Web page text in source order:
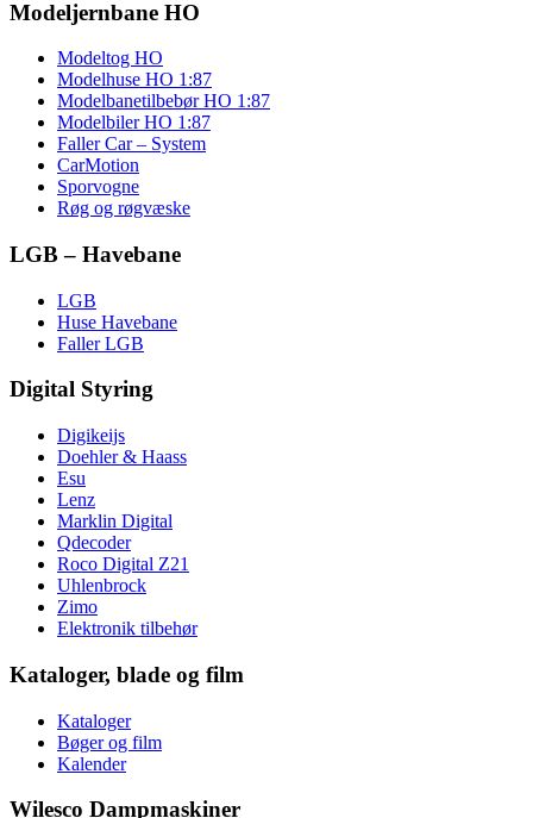
Modeljernbane HO
Modeltog HO
Modelhuse HO 1:87
Modelbanetilbebør HO 1:87
Modelbiler HO 1:87
Faller Car – System
CarMotion
Sporvogne
Røg og røgvæske
LGB – Havebane
LGB
Huse Havebane
Faller LGB
Digital Styring
Digikeijs
Doehler & Haass
Esu
Lenz
Marklin Digital
Qdecoder
Roco Digital Z21
Uhlenbrock
Zimo
Elektronik tilbehør
Kataloger, blade og film
Kataloger
Bøger og film
Kalender
Wilesco Dampmaskiner